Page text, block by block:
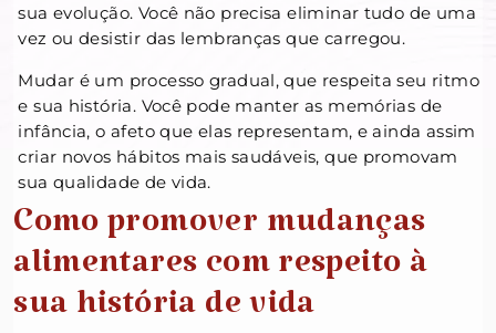
sua evolução. Você não precisa eliminar tudo de uma
vez ou desistir das lembranças que carregou.
Mudar é um processo gradual, que respeita seu ritmo
e sua história. Você pode manter as memórias de
infância, o afeto que elas representam, e ainda assim
criar novos hábitos mais saudáveis, que promovam
sua qualidade de vida.
Como promover mudanças
alimentares com respeito à
sua história de vida